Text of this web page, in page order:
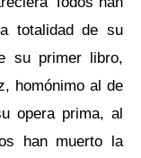
totalidad de su
su primer libro,
homónimo al de
opera prima, al
han muerto la